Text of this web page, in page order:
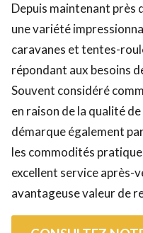
Depuis maintenant près
une variété
caravanes et tentes-
répondant aux besoins
Souvent considéré
en raison de la qualité
démarque également
les commodités
excellent service après-
avantageuse valeur de